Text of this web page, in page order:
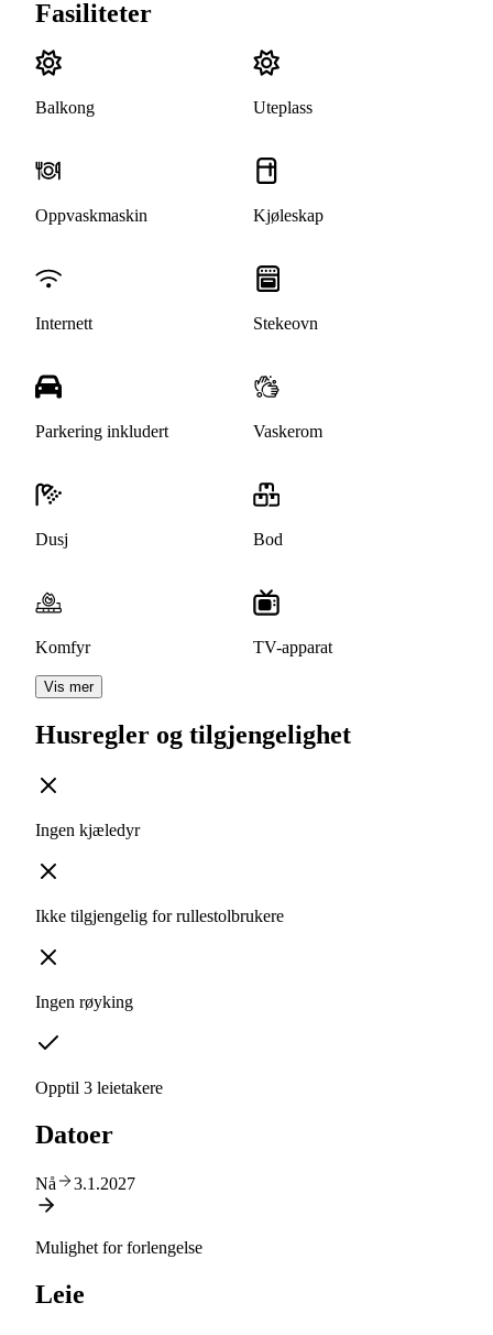
Fasiliteter
Balkong Uteplass
Oppvaskmaskin Kjøleskap
Internett Stekeovn
Parkering inkludert Vaskerom
Dusj Bod
Komfyr TV-apparat
Vis mer
Husregler og tilgjengelighet
Ingen kjæledyr
Ikke tilgjengelig for rullestolbrukere
Ingen røyking
Opptil 3 leietakere
Datoer
Nå 3.1.2027
Mulighet for forlengelse
Leie